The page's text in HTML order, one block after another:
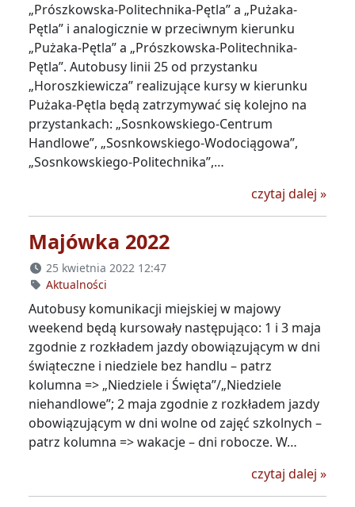
„Prószkowska-Politechnika-Pętla” a „Pużaka-
Pętla” i analogicznie w przeciwnym kierunku
„Pużaka-Pętla” a „Prószkowska-Politechnika-
Pętla”. Autobusy linii 25 od przystanku
„Horoszkiewicza” realizujące kursy w kierunku
Pużaka-Pętla będą zatrzymywać się kolejno na
przystankach: „Sosnkowskiego-Centrum
Handlowe”, „Sosnkowskiego-Wodociągowa”,
„Sosnkowskiego-Politechnika”,…
czytaj dalej »
Majówka 2022
25 kwietnia 2022 12:47
Aktualności
Autobusy komunikacji miejskiej w majowy
weekend będą kursowały następująco: 1 i 3 maja
zgodnie z rozkładem jazdy obowiązującym w dni
świąteczne i niedziele bez handlu – patrz
kolumna => „Niedziele i Święta”/„Niedziele
niehandlowe”; 2 maja zgodnie z rozkładem jazdy
obowiązującym w dni wolne od zajęć szkolnych –
patrz kolumna => wakacje – dni robocze. W…
czytaj dalej »